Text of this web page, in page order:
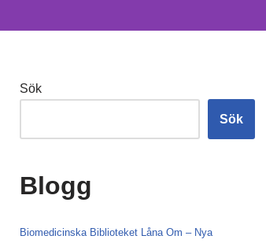
Sök
Sök
Blogg
Biomedicinska Biblioteket Låna Om – Nya